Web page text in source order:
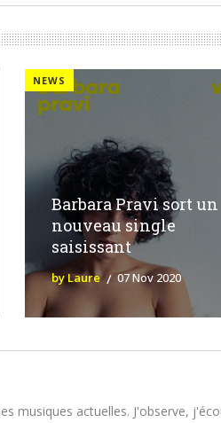
NEWS
Barbara Pravi sort un
nouveau single
saisissant
by Laure 07 Nov 2020
musiques actuelles. J'observe,